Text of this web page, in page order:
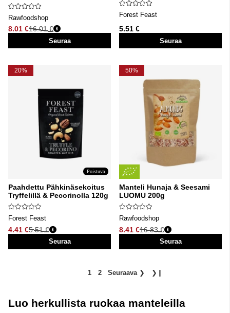
Rawfoodshop
8.01 €
Normaali hinta
16.01 €
Seuraa
Forest Feast
5.51 €
Seuraa
20%
Poistuva
Paahdettu Pähkinäsekoitus
Tryffelillä & Pecorinolla 120g
Forest Feast
4.41 €
Normaali hinta
5.51 €
Seuraa
50%
Manteli Hunaja & Seesami
LUOMU 200g
Rawfoodshop
8.41 €
Normaali hinta
16.83 €
Seuraa
1 2 Seuraava ❯ ❯❙
Luo herkullista ruokaa manteleilla